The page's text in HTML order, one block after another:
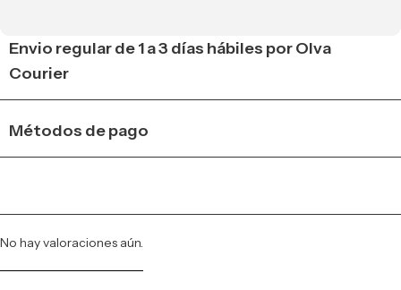
Envio regular de 1 a 3 días hábiles por Olva
Courier
Métodos de pago
No hay valoraciones aún.